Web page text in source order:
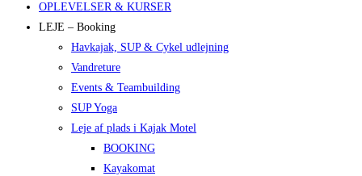
OPLEVELSER & KURSER
LEJE – Booking
Havkajak, SUP & Cykel udlejning
Vandreture
Events & Teambuilding
SUP Yoga
Leje af plads i Kajak Motel
BOOKING
Kayakomat